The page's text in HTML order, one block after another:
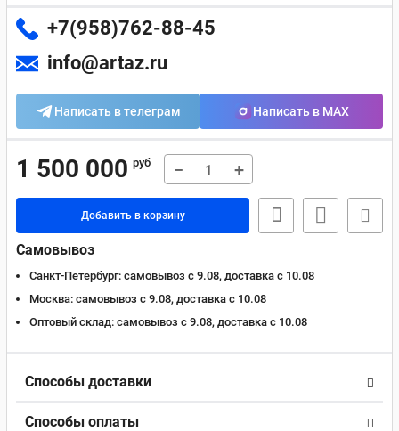
+7(958)762-88-45
info@artaz.ru
Написать в телеграм Написать в MAX
1 500 000 руб − +
Добавить в корзину
Самовывоз
Санкт-Петербург: самовывоз с 9.08, доставка c 10.08
Москва: самовывоз с 9.08, доставка c 10.08
Оптовый склад: самовывоз с 9.08, доставка c 10.08
Способы доставки
Способы оплаты